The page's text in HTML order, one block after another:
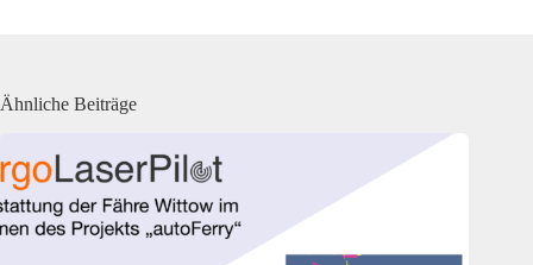
Ähnliche Beiträge